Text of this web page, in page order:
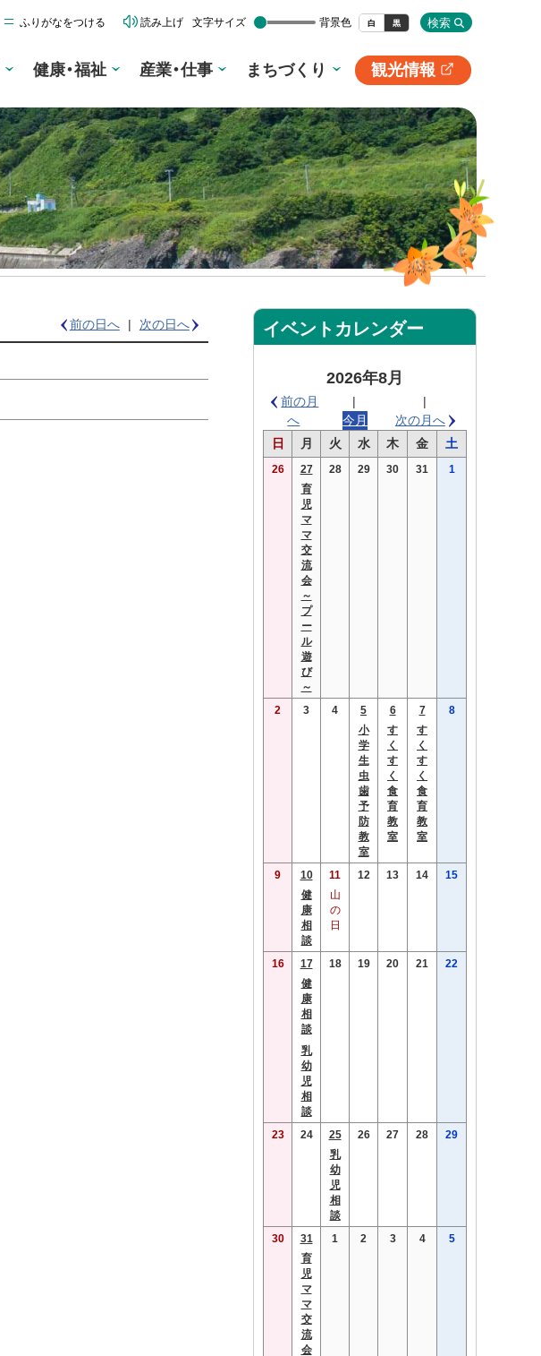
ふりがなをつける 読み上げ 文字サイズ 背景色 白 黒 検索
健康・福祉 産業・仕事 まちづくり
観光情報
別
イ
ト
前の日へ 次の日へ イベントカレンダー
2026年8月
前の月
へ
今月
次の月へ
日
日
月
日
火曜
日
水曜
日
木曜
日
金曜
日
土
日
26
27
育
児
マ
マ
交
流
会
～
プ
ー
ル
遊
び
～
28 29 30 31 1
2 3 4
5
小
学
生
虫
歯
予
防
教
室
6
す
く
す
く
食
育
教
室
7
す
く
す
く
食
育
教
室
8
9
10
健
康
相
談
11
山
の
日
12 13 14 15
16
17
健
康
相
談
乳
幼
児
相
談
18 19 20 21 22
23 24
25
乳
幼
児
相
談
26 27 28 29
30
31
育
児
マ
マ
交
流
会
1 2 3 4 5